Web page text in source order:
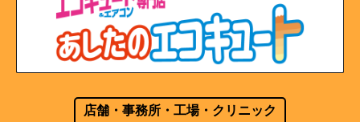
店舗・事務所・工場・クリニック